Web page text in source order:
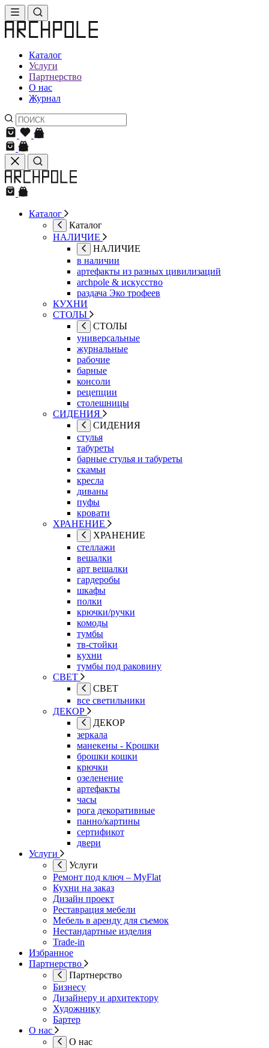
Каталог
Услуги
Партнерство
О нас
Журнал
Каталог
Каталог
НАЛИЧИЕ
НАЛИЧИЕ
в наличии
артефакты из разных цивилизаций
archpole & искусство
раздача Эко трофеев
КУХНИ
СТОЛЫ
СТОЛЫ
универсальные
журнальные
рабочие
барные
консоли
рецепции
столешницы
СИДЕНИЯ
СИДЕНИЯ
стулья
табуреты
барные стулья и табуреты
скамьи
кресла
диваны
пуфы
кровати
ХРАНЕНИЕ
ХРАНЕНИЕ
стеллажи
вешалки
арт вешалки
гардеробы
шкафы
полки
крючки/ручки
комоды
тумбы
тв-стойки
кухни
тумбы под раковину
СВЕТ
СВЕТ
все светильники
ДЕКОР
ДЕКОР
зеркала
манекены - Крошки
брошки кошки
крючки
озеленение
артефакты
часы
рога декоративные
панно/картины
сертификот
двери
Услуги
Услуги
Ремонт под ключ – MyFlat
Кухни на заказ
Дизайн проект
Реставрация мебели
Мебель в аренду для съемок
Нестандартные изделия
Trade-in
Избранное
Партнерство
Партнерство
Бизнесу
Дизайнеру и архитектору
Художнику
Бартер
О нас
О нас